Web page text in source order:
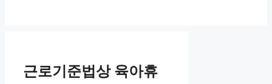
근로기준법상 육아휴